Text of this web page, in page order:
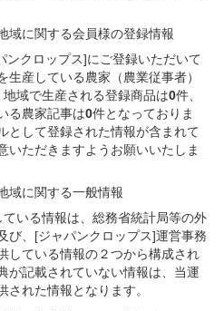
域に関する会員様の登録情報
ンクロップス]にご登録いただいて
産している農家（農業従事者）
地域で生産される登録商品は0件、
る農家記事は0件となっておりま
として登録された情報が含まれて
いただきますようお願いいたしま
域に関する一般情報
いる情報は、総務省統計局等の外
び、[ジャパンクロップス]運営事務
している情報の２つから構成され
が記載されていない情報は、当運
れた情報となります。